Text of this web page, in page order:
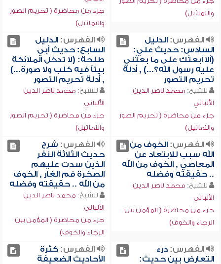
والتماثيل)
جزء من محاضرة ( تحريم الصور
والتماثيل)
الفهرس:الدليل
السادس: حديث علي:
(ألا أبعثك على ما بعثني
عليه رسول الله؟...) , أدلة
تحريم التصور
للشيخ: محمد ناصر الدين
الألباني
جزء من محاضرة ( تحريم الصور
والتماثيل)
الفهرس:الدليل
السابع: حديث أبي
طلحة: (لا تدخل الملائكة
بيتاً فيه كلب ولا صورة...)
, أدلة تحريم التصور
للشيخ: محمد ناصر الدين
الألباني
جزء من محاضرة ( تحريم الصور
والتماثيل)
الفهرس:الخوف من
الله سبب للابتعاد عن
المعاصي , الخوف من الله
.. حقيقته وفضله
للشيخ: محمد ناصر الدين
الألباني
جزء من محاضرة ( المؤمن بين
الرجاء والخوف)
الفهرس: شرح
حديث الثلاثة النفر
الذين سدت عليهم
الصخرة فم الغار , الخوف
من الله .. حقيقته وفضله
للشيخ: محمد ناصر الدين
الألباني
جزء من محاضرة ( المؤمن بين
الرجاء والخوف)
الفهرس:درء
التعارض بين حديث:
الفهرس:كثرة
الأحاديث الضعيفة